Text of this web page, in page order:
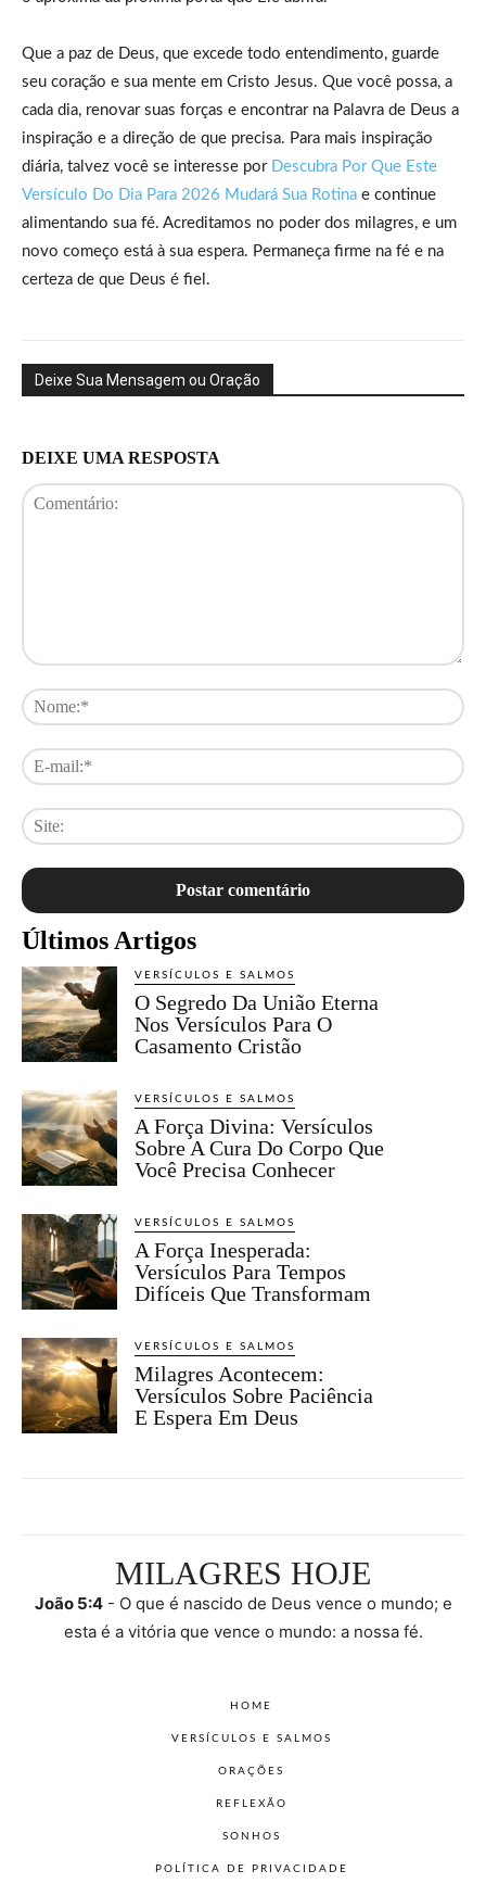
Que a paz de Deus, que excede todo entendimento, guarde
seu coração e sua mente em Cristo Jesus. Que você possa, a
cada dia, renovar suas forças e encontrar na Palavra de Deus a
inspiração e a direção de que precisa. Para mais inspiração
diária, talvez você se interesse por Descubra Por Que Este
Versículo Do Dia Para 2026 Mudará Sua Rotina e continue
alimentando sua fé. Acreditamos no poder dos milagres, e um
novo começo está à sua espera. Permaneça firme na fé e na
certeza de que Deus é fiel.
Deixe Sua Mensagem ou Oração
DEIXE UMA RESPOSTA
Últimos Artigos
VERSÍCULOS E SALMOS
O Segredo Da União Eterna
Nos Versículos Para O
Casamento Cristão
VERSÍCULOS E SALMOS
A Força Divina: Versículos
Sobre A Cura Do Corpo Que
Você Precisa Conhecer
VERSÍCULOS E SALMOS
A Força Inesperada:
Versículos Para Tempos
Difíceis Que Transformam
VERSÍCULOS E SALMOS
Milagres Acontecem:
Versículos Sobre Paciência
E Espera Em Deus
MILAGRES HOJE
João 5:4- O que é nascido de Deus vence o mundo; e
esta é a vitória que vence o mundo: a nossa fé.
HOME
VERSÍCULOS E SALMOS
ORAÇÕES
REFLEXÃO
SONHOS
POLÍTICA DE PRIVACIDADE